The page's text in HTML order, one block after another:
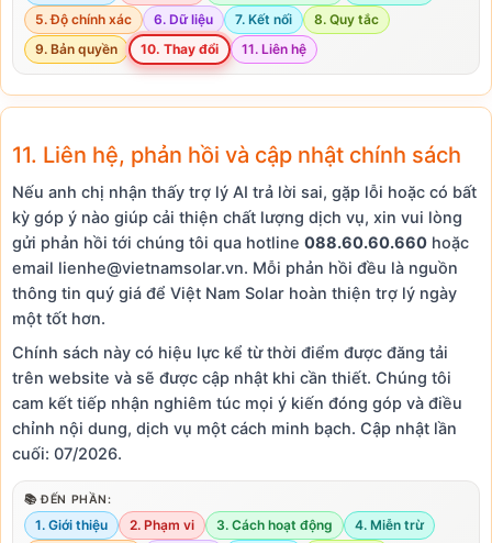
5. Độ chính xác
6. Dữ liệu 7. Kết nối
8. Quy tắc
9. Bản quyền
10. Thay đổi 11. Liên hệ
11. Liên hệ, phản hồi và cập nhật chính sách
Nếu anh chị nhận thấy trợ lý AI trả lời sai, gặp lỗi hoặc có bất
kỳ góp ý nào giúp cải thiện chất lượng dịch vụ, xin vui lòng
gửi phản hồi tới chúng tôi qua hotline 088.60.60.660 hoặc
email lienhe@vietnamsolar.vn. Mỗi phản hồi đều là nguồn
thông tin quý giá để Việt Nam Solar hoàn thiện trợ lý ngày
một tốt hơn.
Chính sách này có hiệu lực kể từ thời điểm được đăng tải
trên website và sẽ được cập nhật khi cần thiết. Chúng tôi
cam kết tiếp nhận nghiêm túc mọi ý kiến đóng góp và điều
chỉnh nội dung, dịch vụ một cách minh bạch. Cập nhật lần
cuối: 07/2026.
📚 ĐẾN PHẦN:
1. Giới thiệu 2. Phạm vi 3. Cách hoạt động
4. Miễn trừ